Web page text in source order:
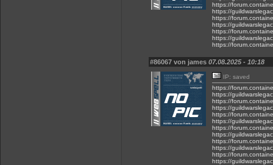
https://
https://
https://
https://
https://
https://
https://
#86067 von james 07.08.2025 - 10:18
IP: saved
https://
https://
https://
https://
https://
https://
https://
https://
https://
https://
https://
https://